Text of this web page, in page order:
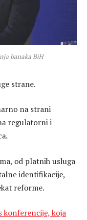
banaka BiH
strane.
na strani
regulatorni i
od platnih usluga
identifikacije,
reforme.
konferencije, koja